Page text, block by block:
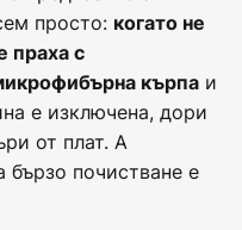
просто: когато не
праха с
кърпа и
е изключена, дори
от плат. А
бързо почистване е